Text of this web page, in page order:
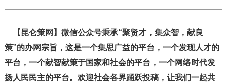
【昆仑策网】微信公众号秉承“聚贤才，集众智，献良
策”的办网宗旨，这是一个集思广益的平台，一个发现人才的
平台，一个献智献策于国家和社会的平台，一个网络时代发
扬人民民主的平台。欢迎社会各界踊跃投稿，让我们一起共